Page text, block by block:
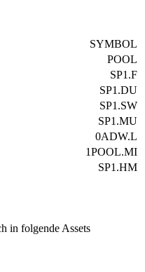
SYMBOL
POOL
SP1.F
SP1.DU
SP1.SW
SP1.MU
0ADW.L
1POOL.MI
SP1.HM
in folgende Assets